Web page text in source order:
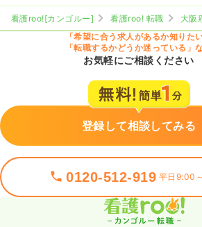
看護roo![カンゴルー] 看護roo! 転職 大阪
「希望に合う求人があるか知りたい
「転職するかどうか迷っている」
お気軽にご相談ください
登録して相談してみる
0120-512-919 平日9:00